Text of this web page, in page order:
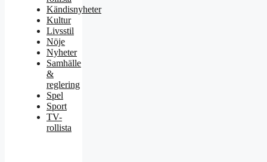
Kändisnyheter
Kultur
Livsstil
Nöje
Nyheter
Samhälle
&
reglering
Spel
Sport
TV-
rollista